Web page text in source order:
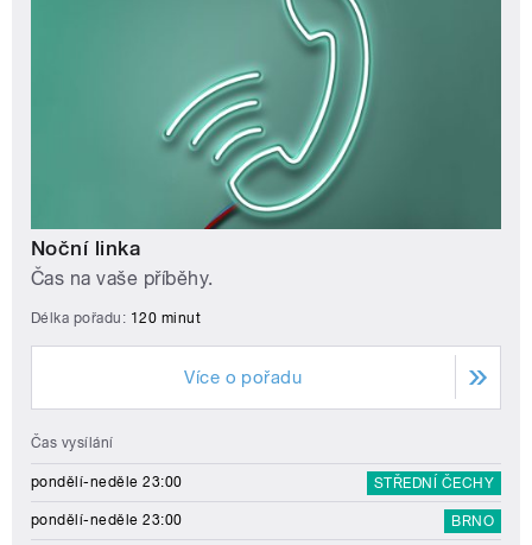
Noční linka
Čas na vaše příběhy.
Délka pořadu: 120 minut
Více o pořadu
Čas vysílání
pondělí-neděle 23:00 STŘEDNÍ ČECHY
pondělí-neděle 23:00 BRNO